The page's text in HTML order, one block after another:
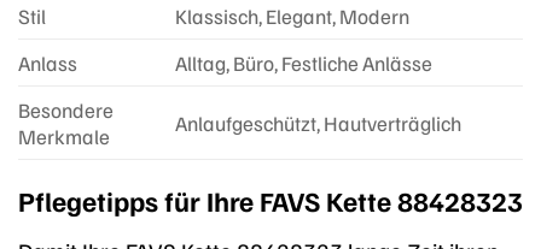
Stil
Klassisch, Elegant, Modern
Anlass
Alltag, Büro, Festliche Anlässe
Besondere
Merkmale
Anlaufgeschützt, Hautverträglich
Pflegetipps für Ihre FAVS Kette 88428323